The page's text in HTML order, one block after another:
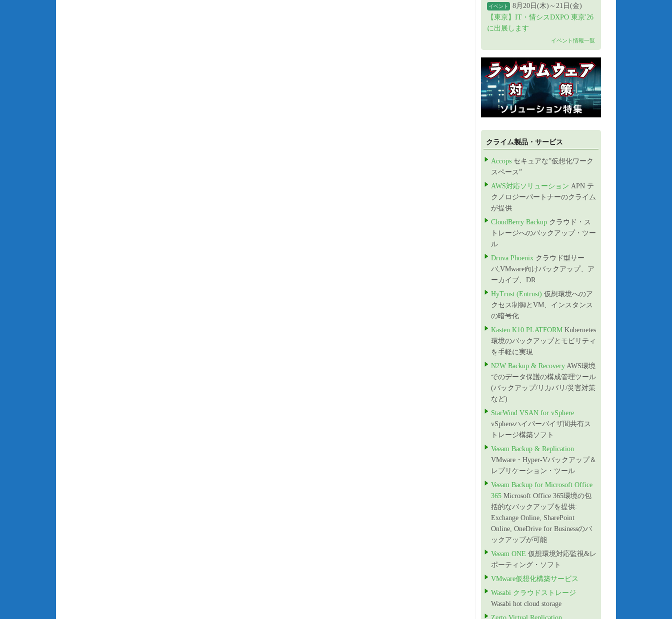
イベント
8月20日(木)～21日(金)
【東京】IT・情シスDXPO 東京'26
に出展します
イベント情報一覧
クライム製品・サービス
Accops セキュアな”仮想化ワーク
スペース”
AWS対応ソリューション APN テ
クノロジーパートナーのクライム
が提供
CloudBerry Backup クラウド・ス
トレージへのバックアップ・ツー
ル
Druva Phoenix クラウド型サー
バ,VMware向けバックアップ、ア
ーカイブ、DR
HyTrust (Entrust) 仮想環境へのア
クセス制御とVM、インスタンス
の暗号化
Kasten K10 PLATFORM Kubernetes
環境のバックアップとモビリティ
を手軽に実現
N2W Backup & Recovery AWS環境
でのデータ保護の構成管理ツール
(バックアップ/リカバリ/災害対策
など)
StarWind VSAN for vSphere
vSphereハイパーバイザ間共有ス
トレージ構築ソフト
Veeam Backup & Replication
VMware・Hyper-Vバックアップ＆
レプリケーション・ツール
Veeam Backup for Microsoft Office
365 Microsoft Office 365環境の包
括的なバックアップを提供:
Exchange Online, SharePoint
Online, OneDrive for Businessのバ
ックアップが可能
Veeam ONE 仮想環境対応監視&レ
ポーティング・ソフト
VMware仮想化構築サービス
Wasabi クラウドストレージ
Wasabi hot cloud storage